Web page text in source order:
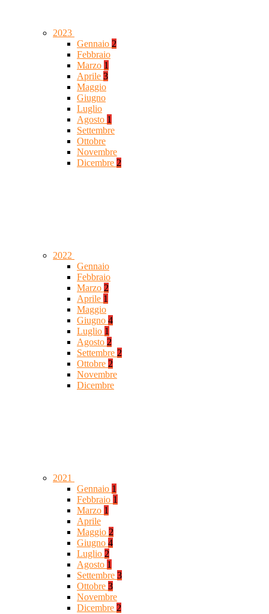
2023
Gennaio 2
Febbraio
Marzo 1
Aprile 3
Maggio
Giugno
Luglio
Agosto 1
Settembre
Ottobre
Novembre
Dicembre 2
2022
Gennaio
Febbraio
Marzo 2
Aprile 1
Maggio
Giugno 4
Luglio 1
Agosto 2
Settembre 2
Ottobre 2
Novembre
Dicembre
2021
Gennaio 1
Febbraio 1
Marzo 1
Aprile
Maggio 2
Giugno 4
Luglio 2
Agosto 1
Settembre 3
Ottobre 3
Novembre
Dicembre 2